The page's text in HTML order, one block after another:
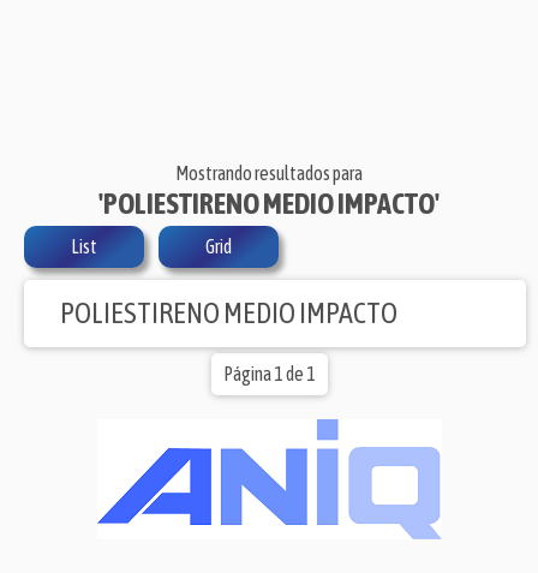
Mostrando resultados para
'POLIESTIRENO MEDIO IMPACTO'
List Grid
POLIESTIRENO MEDIO IMPACTO
Página 1 de 1